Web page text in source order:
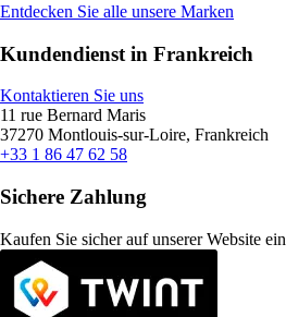
Entdecken Sie alle unsere Marken
Kundendienst in Frankreich
Kontaktieren Sie uns
11 rue Bernard Maris
37270 Montlouis-sur-Loire, Frankreich
+33 1 86 47 62 58
Sichere Zahlung
Kaufen Sie sicher auf unserer Website ein